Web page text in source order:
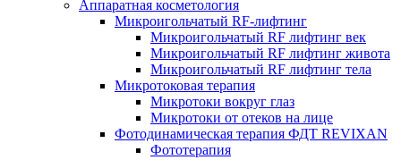
Аппаратная косметология
Микроигольчатый RF-лифтинг
Микроигольчатый RF лифтинг век
Микроигольчатый RF лифтинг живота
Микроигольчатый RF лифтинг тела
Микротоковая терапия
Микротоки вокруг глаз
Микротоки от отеков на лице
Фотодинамическая терапия ФДТ REVIXAN
Фототерапия